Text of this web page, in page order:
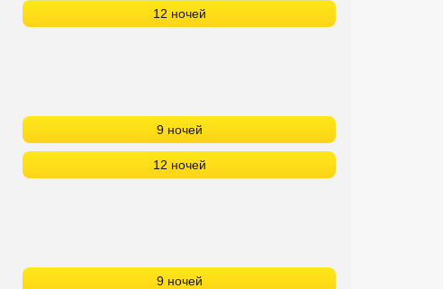
12 ночей
9 ночей
12 ночей
9 ночей